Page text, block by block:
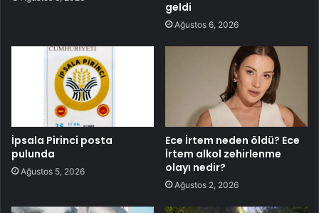
geldi
Ağustos 6, 2026
İpsala Pirinci posta
pulunda
Ağustos 5, 2026
Ece İrtem neden öldü? Ece
İrtem alkol zehirlenme
olayı nedir?
Ağustos 2, 2026